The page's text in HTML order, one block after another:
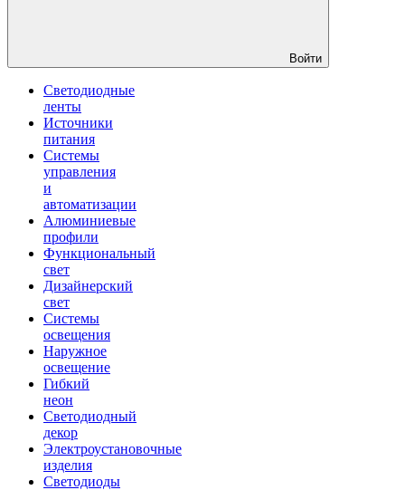
Войти
Светодиодные
ленты
Источники
питания
Системы
управления
и
автоматизации
Алюминиевые
профили
Функциональный
свет
Дизайнерский
свет
Системы
освещения
Наружное
освещение
Гибкий
неон
Светодиодный
декор
Электроустановочные
изделия
Светодиоды